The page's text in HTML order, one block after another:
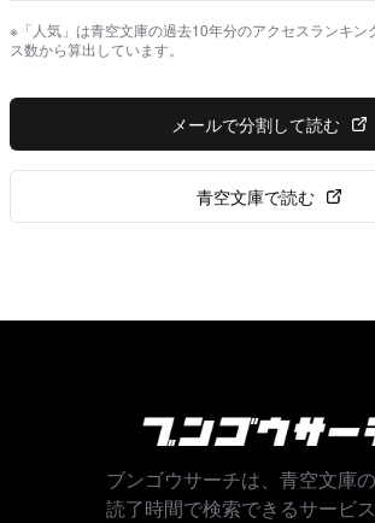
※「人気」は青空文庫の過去10年分のアクセスランキン
ス数から算出しています。
メールで分割して読む
青空文庫で読む
ブンゴウサーチは、青空文庫
読了時間で検索できるサービス